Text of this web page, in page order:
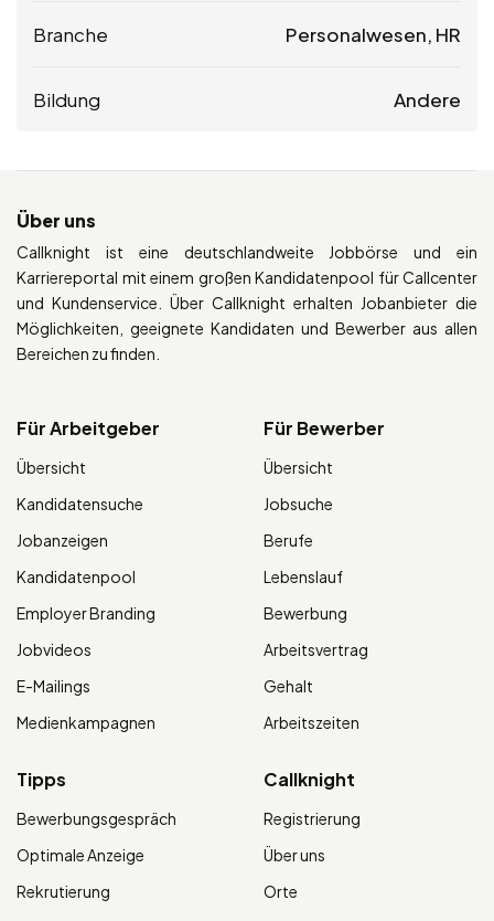
Branche Personalwesen, HR
Bildung Andere
Über uns
Callknight ist eine deutschlandweite Jobbörse und ein
Karriereportal mit einem großen Kandidatenpool für Callcenter
und Kundenservice. Über Callknight erhalten Jobanbieter die
Möglichkeiten, geeignete Kandidaten und Bewerber aus allen
Bereichen zu finden.
Für Arbeitgeber
Übersicht
Kandidatensuche
Jobanzeigen
Kandidatenpool
Employer Branding
Jobvideos
E-Mailings
Medienkampagnen
Für Bewerber
Übersicht
Jobsuche
Berufe
Lebenslauf
Bewerbung
Arbeitsvertrag
Gehalt
Arbeitszeiten
Tipps
Bewerbungsgespräch
Optimale Anzeige
Rekrutierung
Callknight
Registrierung
Über uns
Orte